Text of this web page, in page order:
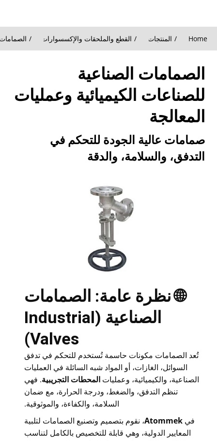
You are here:
Home المنتجات القطع والملحقات والإكسسوارات
الصمامات الصناعية
للصناعات الكيميائية وعمليات
المعالجة
صمامات عالية الجودة للتحكم في
التدفق، والسلامة، والدقة
🌐 نظرة عامة: الصمامات
الصناعية (Industrial
Valves)
تُعد الصمامات مكونات حاسمة تُستخدم للتحكم في تدفق
السوائل، الغازات، أو المواد شبه السائلة في العمليات
الصناعية، والكيميائية، وعمليات المحطات التجريبية. فهي
تنظم التدفق، والضغط، ودرجة الحرارة، مع ضمان
السلامة، والكفاءة، والموثوقية.
في Atommek، نقوم بتصميم وتصنيع الصمامات لتلبية
المعايير الدولية، وهي قابلة للتخصيص بالكامل لتناسب